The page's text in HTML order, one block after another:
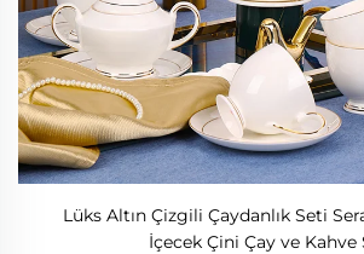
Lüks Altın Çizgili Çaydanlık Seti
İçecek Çini Çay ve Kahve